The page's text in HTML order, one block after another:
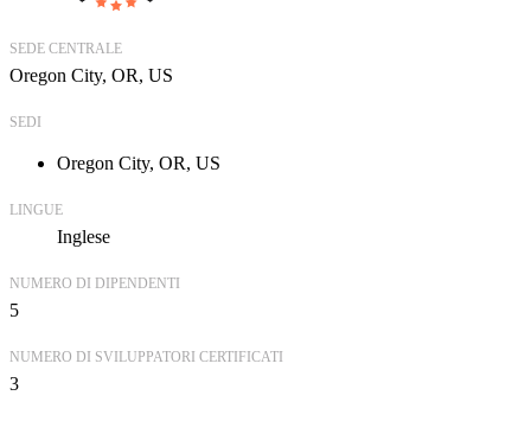
SEDE CENTRALE
Oregon City, OR, US
SEDI
Oregon City, OR, US
LINGUE
Inglese
NUMERO DI DIPENDENTI
5
NUMERO DI SVILUPPATORI CERTIFICATI
3